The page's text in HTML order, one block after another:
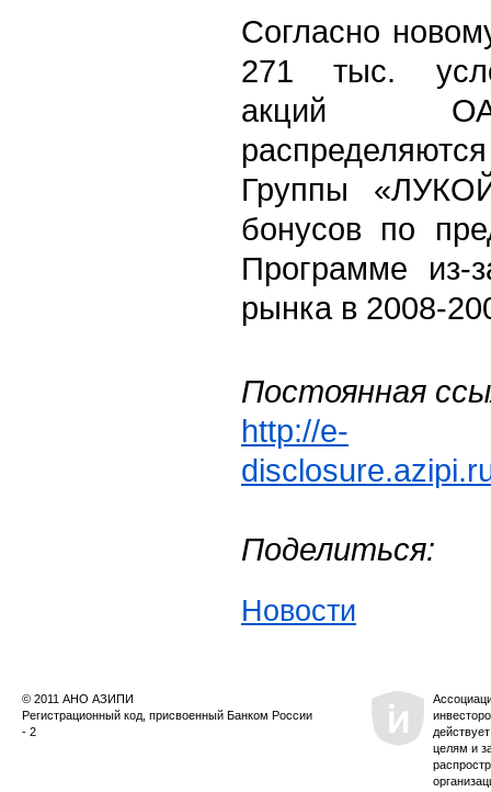
Согласно
271 тыс.
акций
Группы
бонусов по
Программе из-
рынка в 2008-
Постоянная
http://e-
Поделиться:
Новости
© 2011 АНО АЗИПИ
Регистрационный код, присвоенный Банком России
- 2
целям и